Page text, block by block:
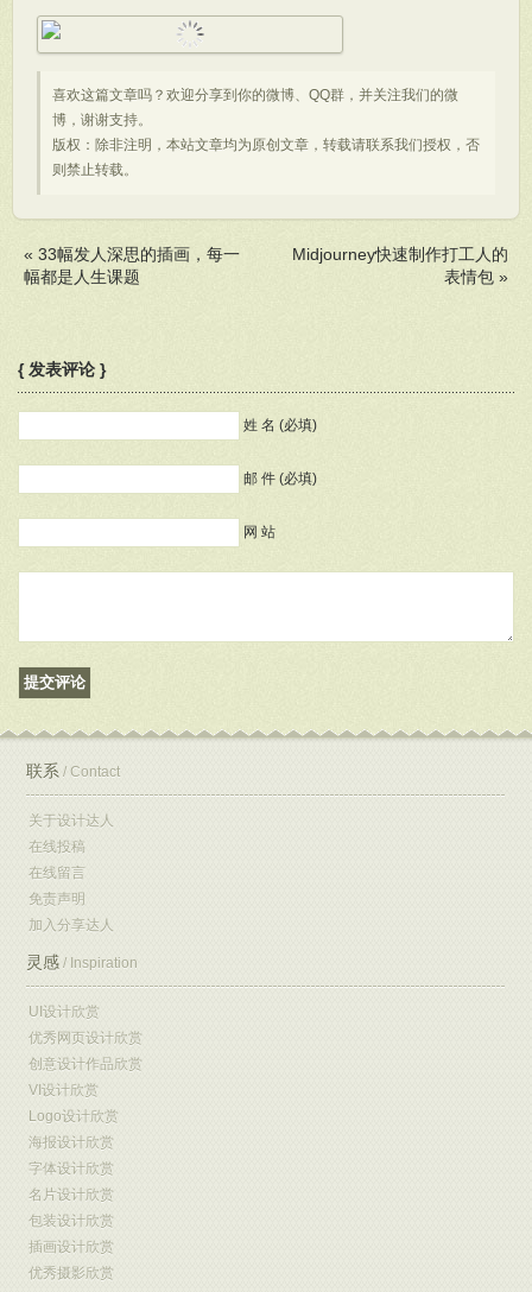
喜欢这篇文章吗？欢迎分享到你的微博、QQ群，并关注我们的微
博，谢谢支持。
版权：除非注明，本站文章均为原创文章，转载请联系我们授权，否
则禁止转载。
« 33幅发人深思的插画，每一
幅都是人生课题
Midjourney快速制作打工人的
表情包 »
{ 发表评论 }
姓 名 (必填)
邮 件 (必填)
网 站
联系 / Contact
关于设计达人
在线投稿
在线留言
免责声明
加入分享达人
灵感 / Inspiration
UI设计欣赏
优秀网页设计欣赏
创意设计作品欣赏
VI设计欣赏
Logo设计欣赏
海报设计欣赏
字体设计欣赏
名片设计欣赏
包装设计欣赏
插画设计欣赏
优秀摄影欣赏